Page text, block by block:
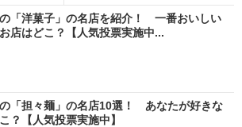
「洋菓子」の名店を紹介！ 一番おいしい
店はどこ？【人気投票実施中...
「担々麺」の名店10選！ あなたが好きな
？【人気投票実施中】